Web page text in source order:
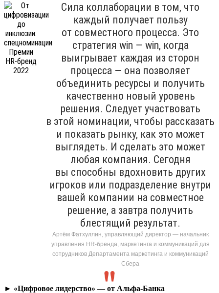
Сила коллаборации в том, что
каждый получает пользу
от совместного процесса. Это
стратегия win — win, когда
выигрывает каждая из сторон
процесса — она позволяет
объединить ресурсы и получить
качественно новый уровень
решения. Следует участвовать
в этой номинации, чтобы рассказать
и показать рынку, как это может
выглядеть. И сделать это может
любая компания. Сегодня
вы способны вдохновить других
игроков или подразделение внутри
вашей компании на совместное
решение, а завтра получить
блестящий результат.
Артём Фатхуллин, управляющий директор — начальник
управления HR-бренда, маркетинга и коммуникаций для
сотрудников Департамента маркетинга и коммуникаций
Сбера
► «Цифровое лидерство» — от Альфа-Банка